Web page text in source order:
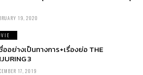
19, 2020
ออย่างเป็นทางการ+เรื่องย่อ THE
3
17, 2019